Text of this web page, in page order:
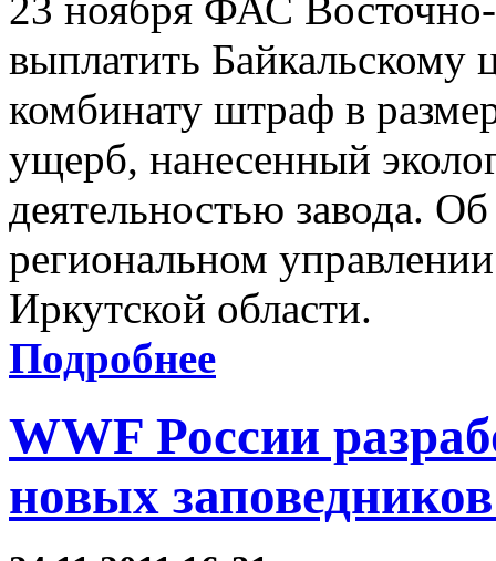
выплатить
комбинату штраф в
ущерб, нанесенный
деятельностью завода.
региональном
Иркутской области.
Подробнее
WWF России
новых